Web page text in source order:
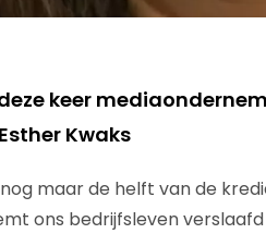
keer
Kwaks
maar de helft van de
ons bedrijfsleven